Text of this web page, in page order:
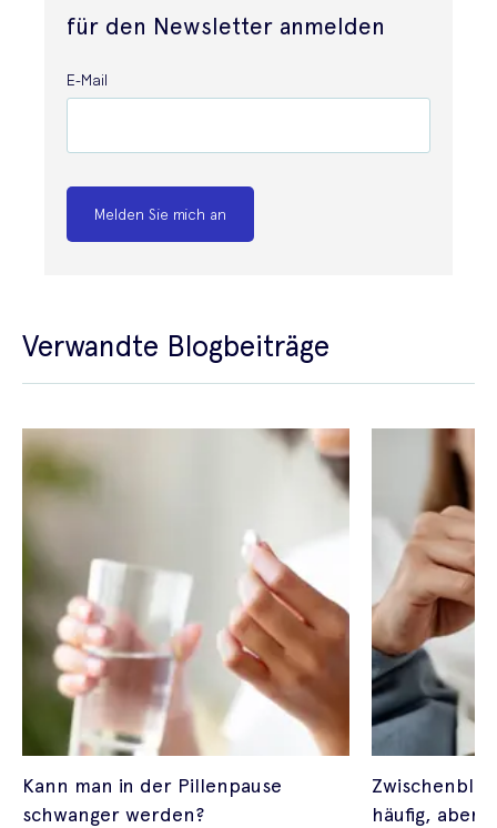
für den Newsletter anmelden
E-Mail
Melden Sie mich an
Verwandte Blogbeiträge
Kann man in der Pillenpause
schwanger werden?
häufig, aber